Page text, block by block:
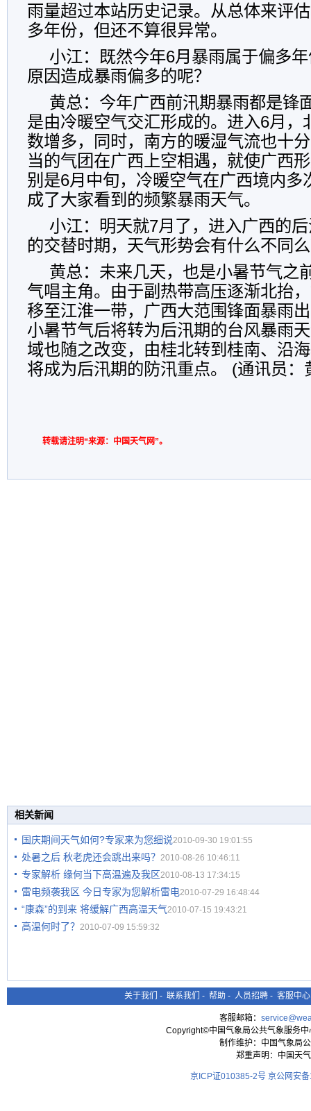
雨量超过本站历史记录。从总体来评
多年份，但还不算很异常。
小江：既然今年6月暴雨属于偏多
原因造成暴雨偏多的呢？
黄总：今年广西前汛期暴雨都是锋
是由冷暖空气交汇形成的。进入6月，
数增多，同时，南方的暖湿气流也十
当的气团在广西上空相遇，就使广西
别是6月中旬，冷暖空气在广西境内多
成了大家看到的频繁暴雨天气。
小江：明天就7月了，进入广西的
的交替时期，天气形势会有什么不同
黄总：未来几天，也是小暑节气之
气唱主角。由于副热带高压逐渐北抬
移至江淮一带，广西大范围锋面暴雨
小暑节气后将转为后汛期的台风暴雨
域也随之改变，由桂北转到桂南、沿
将成为后汛期的防汛重点。 (通讯员：
转载请注明“来源：中国天气网”。
相关新闻
国庆期间天气如何?专家来为您细说2010-09-30 19:01:55
处暑之后 秋老虎还会跳出来吗？ 2010-08-26 10:46:11
专家解析 缘何当下高温遍及我区2010-08-13 17:34:15
雷电频袭我区 今日专家为您解析雷电2010-07-29 16:48:44
“康森”的到来 将缓解广西高温天气2010-07-15 19:43:21
高温何时了？ 2010-07-09 15:59:32
关于我们 - 联系我们 - 帮助 - 人员招聘 - 客服中心
客服邮箱：
Copyright©中国气象局公共气象服务
制作维护：中国气象局
郑重声明：中国天
京ICP证010385-2号 京公网安